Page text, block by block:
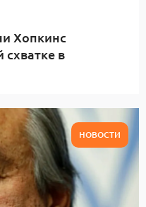
Хопкинс
схватке в
НОВОСТИ